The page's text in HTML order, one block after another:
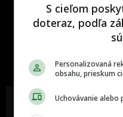
One time
S cieľom
doteraz, podľa
Personalizovaná
obsahu, prieskum
Uchovávanie